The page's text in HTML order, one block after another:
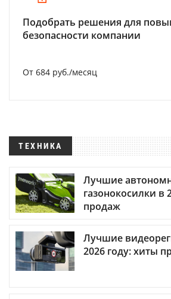
Подобрать решения для
безопасности компании
От 684 руб./месяц
ТЕХНИКА
Лучшие
газонокосилки в
продаж
Лучшие
2026 году: хиты